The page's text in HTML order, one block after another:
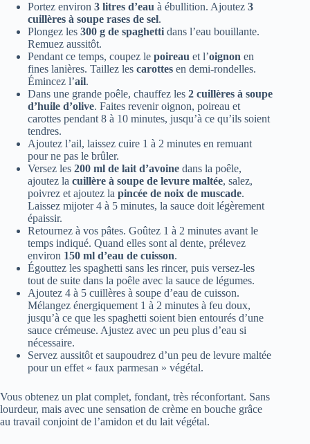
Portez environ 3 litres d’eau à ébullition. Ajoutez 3
cuillères à soupe rases de sel.
Plongez les 300 g de spaghetti dans l’eau bouillante.
Remuez aussitôt.
Pendant ce temps, coupez le poireau et l’oignon en
fines lanières. Taillez les carottes en demi-rondelles.
Émincez l’ail.
Dans une grande poêle, chauffez les 2 cuillères à soupe
d’huile d’olive. Faites revenir oignon, poireau et
carottes pendant 8 à 10 minutes, jusqu’à ce qu’ils soient
tendres.
Ajoutez l’ail, laissez cuire 1 à 2 minutes en remuant
pour ne pas le brûler.
Versez les 200 ml de lait d’avoine dans la poêle,
ajoutez la cuillère à soupe de levure maltée, salez,
poivrez et ajoutez la pincée de noix de muscade.
Laissez mijoter 4 à 5 minutes, la sauce doit légèrement
épaissir.
Retournez à vos pâtes. Goûtez 1 à 2 minutes avant le
temps indiqué. Quand elles sont al dente, prélevez
environ 150 ml d’eau de cuisson.
Égouttez les spaghetti sans les rincer, puis versez-les
tout de suite dans la poêle avec la sauce de légumes.
Ajoutez 4 à 5 cuillères à soupe d’eau de cuisson.
Mélangez énergiquement 1 à 2 minutes à feu doux,
jusqu’à ce que les spaghetti soient bien entourés d’une
sauce crémeuse. Ajustez avec un peu plus d’eau si
nécessaire.
Servez aussitôt et saupoudrez d’un peu de levure maltée
pour un effet « faux parmesan » végétal.
Vous obtenez un plat complet, fondant, très réconfortant. Sans
lourdeur, mais avec une sensation de crème en bouche grâce
au travail conjoint de l’amidon et du lait végétal.